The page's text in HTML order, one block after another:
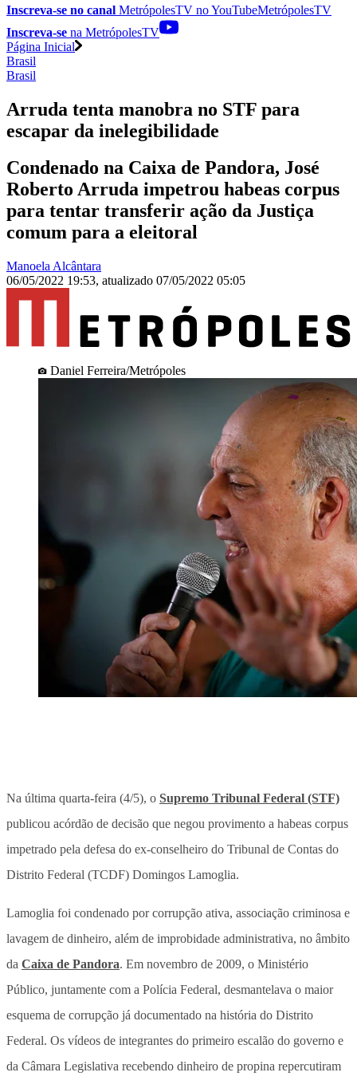
Inscreva-se no canal MetrópolesTV noYouTubeMetrópolesTV
Inscreva-se na MetrópolesTV
Página Inicial
Brasil
Brasil
Arruda tenta manobra no STF para
escapar da inelegibilidade
Condenado na Caixa de Pandora, José
Roberto Arruda impetrou habeas corpus
para tentar transferir ação da Justiça
comum para a eleitoral
Manoela Alcântara
06/05/2022 19:53, atualizado 07/05/2022 05:05
Daniel Ferreira/Metrópoles
Na última quarta-feira (4/5), o Supremo Tribunal Federal (STF)
publicou acórdão de decisão que negou provimento a habeas corpus
impetrado pela defesa do ex-conselheiro do Tribunal de Contas do
Distrito Federal (TCDF) Domingos Lamoglia.
Lamoglia foi condenado por corrupção ativa, associação criminosa e
lavagem de dinheiro, além de improbidade administrativa, no âmbito
da Caixa de Pandora. Em novembro de 2009, o Ministério
Público, juntamente com a Polícia Federal, desmantelava o maior
esquema de corrupção já documentado na história do Distrito
Federal. Os vídeos de integrantes do primeiro escalão do governo e
da Câmara Legislativa recebendo dinheiro de propina repercutiram